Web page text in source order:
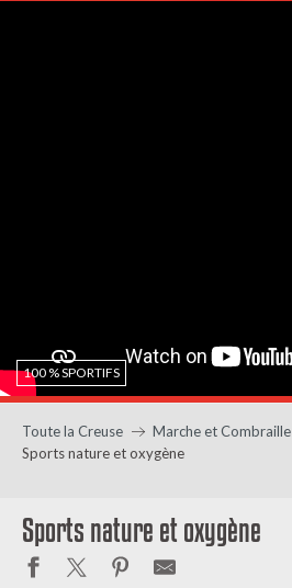
100 % SPORTIFS
Toute la Creuse Marche et Combraille
Sports nature et oxygène
Sports nature et oxygène